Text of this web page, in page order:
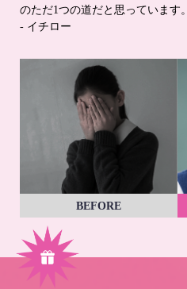
のただ1つの道だと思っています。
- イチロー
BEFORE